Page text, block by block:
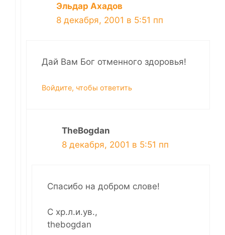
Эльдар Ахадов
8 декабря, 2001 в 5:51 пп
Дай Вам Бог отменного здоровья!
Войдите, чтобы ответить
TheBogdan
8 декабря, 2001 в 5:51 пп
Спасибо на добром слове!
С хр.л.и.ув.,
thebogdan